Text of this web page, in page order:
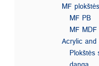
MF plokštės
MF PB
MF MDF
Acrylic and
Plokštės